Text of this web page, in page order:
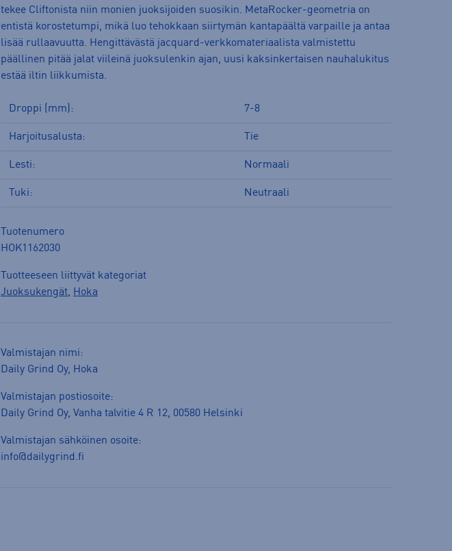
tekee Cliftonista niin monien juoksijoiden suosikin. MetaRocker-geometria on
entistä korostetumpi, mikä luo tehokkaan siirtymän kantapäältä varpaille ja antaa
lisää rullaavuutta. Hengittävästä jacquard-verkkomateriaalista valmistettu
päällinen pitää jalat viileinä juoksulenkin ajan, uusi kaksinkertaisen nauhalukitus
estää iltin liikkumista.
Droppi (mm): 7-8
Harjoitusalusta: Tie
Lesti: Normaali
Tuki: Neutraali
Tuotenumero
HOK1162030
Tuotteeseen liittyvät kategoriat
Juoksukengät, Hoka
Valmistajan nimi:
Daily Grind Oy, Hoka
Valmistajan postiosoite:
Daily Grind Oy, Vanha talvitie 4 R 12, 00580 Helsinki
Valmistajan sähköinen osoite:
info@dailygrind.fi